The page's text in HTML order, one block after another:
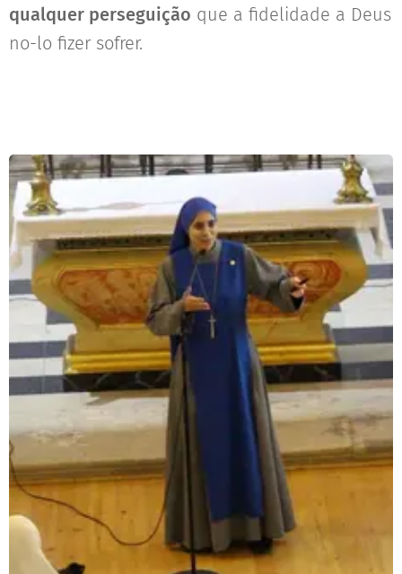
qualquer perseguição que a fidelidade a Deus
no-lo fizer sofrer.